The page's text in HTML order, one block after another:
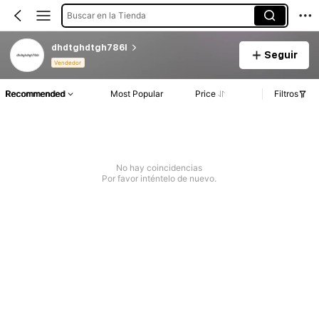
Buscar en la Tienda
dhdtghdtgh786I
Vendedor
Seguir
Recommended Most Popular Price Filtros
No hay coincidencias
Por favor inténtelo de nuevo.